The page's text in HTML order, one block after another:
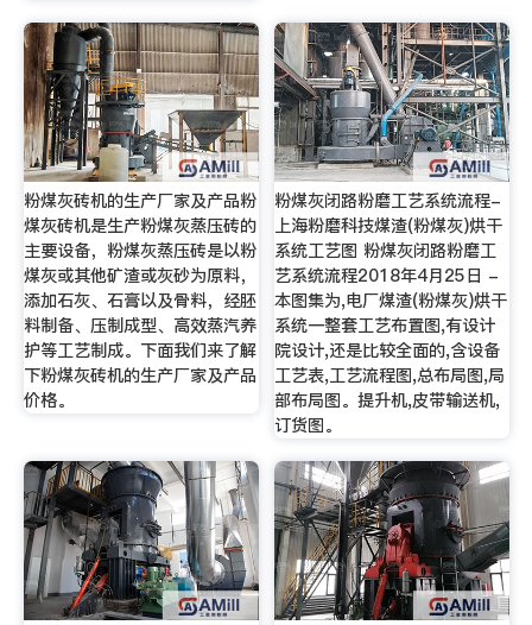
粉煤灰砖机的生产厂家及产品粉
煤灰砖机是生产粉煤灰蒸压砖的
主要设备，粉煤灰蒸压砖是以粉
煤灰或其他矿渣或灰砂为原料，
添加石灰、石膏以及骨料，经胚
料制备、压制成型、高效蒸汽养
护等工艺制成。下面我们来了解
下粉煤灰砖机的生产厂家及产品
价格。
粉煤灰闭路粉磨工艺系统流程-
上海粉磨科技煤渣(粉煤灰)烘干
系统工艺图 粉煤灰闭路粉磨工
艺系统流程2018年4月25日 -
本图集为,电厂煤渣(粉煤灰)烘干
系统一整套工艺布置图,有设计
院设计,还是比较全面的,含设备
工艺表,工艺流程图,总布局图,局
部布局图。提升机,皮带输送机,
订货图。